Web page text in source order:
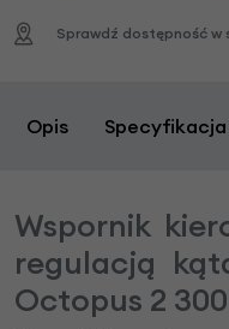
Sprawdź dostępność w
Opis Specyfikacja
Wspornik
regulacją
Octopus 2